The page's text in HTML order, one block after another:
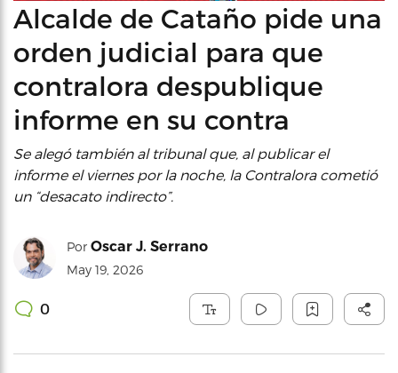
Alcalde de Cataño pide una
orden judicial para que
contralora despublique
informe en su contra
Se alegó también al tribunal que, al publicar el
informe el viernes por la noche, la Contralora cometió
un “desacato indirecto”.
Por Oscar J. Serrano
May 19, 2026
0